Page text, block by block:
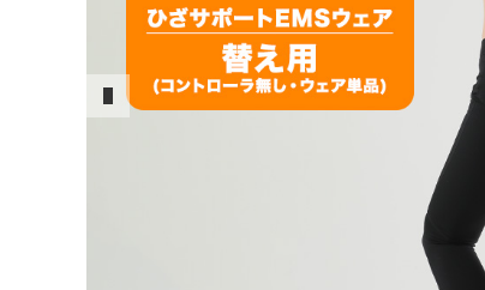
前のスライド